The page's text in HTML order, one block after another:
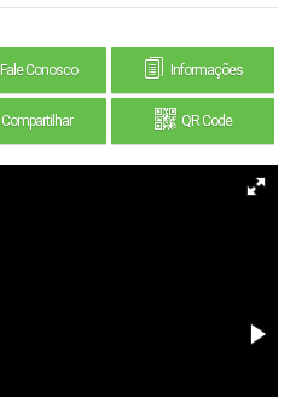
Fale Conosco Informações
Compartilhar QR Code